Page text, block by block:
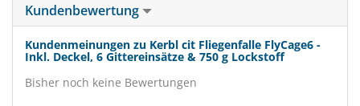
Kundenbewertung
Kundenmeinungen zu Kerbl cit Fliegenfalle FlyCage6 -
Inkl. Deckel, 6 Gittereinsätze & 750 g Lockstoff
Bisher noch keine Bewertungen